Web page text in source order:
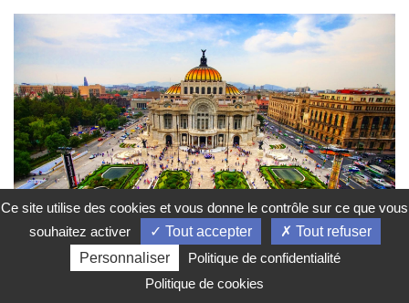
Ce site utilise des cookies et vous donne le contrôle sur ce que vous
souhaitez activer
Tout accepter
Tout refuser
Personnaliser
Politique de confidentialité
Politique de cookies